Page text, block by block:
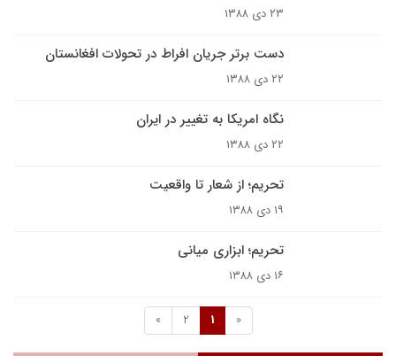
۲۳ دی ۱۳۸۸
دست برتر جریان افراط در تحولات افغانستان
۲۲ دی ۱۳۸۸
نگاه امریکا به تغییر در ایران
۲۲ دی ۱۳۸۸
تحریم؛ از شعار تا واقعیت
۱۹ دی ۱۳۸۸
تحریم؛ ابزاری میانی
۱۶ دی ۱۳۸۸
«
1
2
»